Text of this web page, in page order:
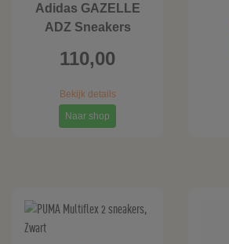
Adidas GAZELLE
ADZ Sneakers
110,00
Bekijk details
Naar shop